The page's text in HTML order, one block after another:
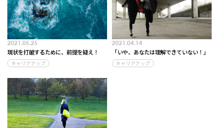
2021.05.25
現状を打破するために、前提を疑え！
キャリアアップ
2021.04.14
「いや、あなたは理解できていない！」
キャリアアップ